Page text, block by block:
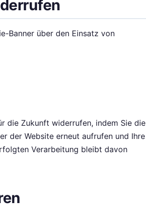
Banner über den Einsatz von
die Zukunft widerrufen, indem Sie die
der Website erneut aufrufen und Ihre
Verarbeitung bleibt davon